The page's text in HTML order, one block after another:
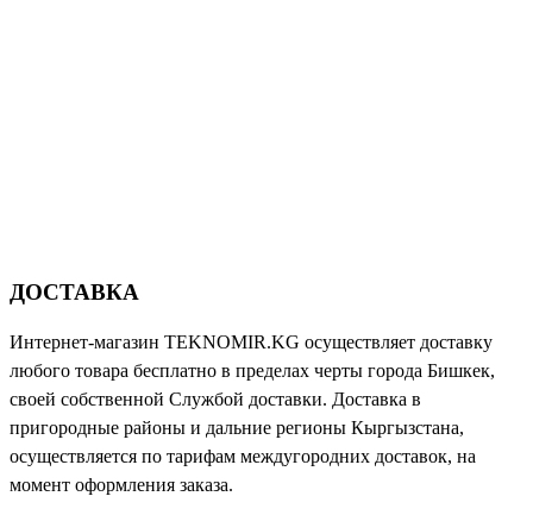
ДОСТАВКА
Интернет-магазин TEKNOMIR.KG осуществляет доставку
любого товара бесплатно в пределах черты города Бишкек,
своей собственной Службой доставки. Доставка в
пригородные районы и дальние регионы Кыргызстана,
осуществляется по тарифам междугородних доставок, на
момент оформления заказа.